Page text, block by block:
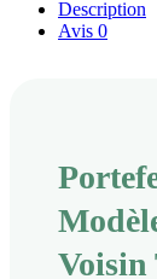
Description
Avis 0
Voisin